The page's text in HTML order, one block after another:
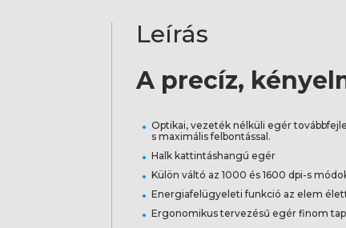
Leírás
A precíz,
Optikai, vezeték nélküli egér
s maximális felbontással.
Halk kattintáshangú egér
Külön váltó az 1000 és 1600 dpi-s
Energiafelügyeleti funkció az elem
Ergonomikus tervezésű egér finom